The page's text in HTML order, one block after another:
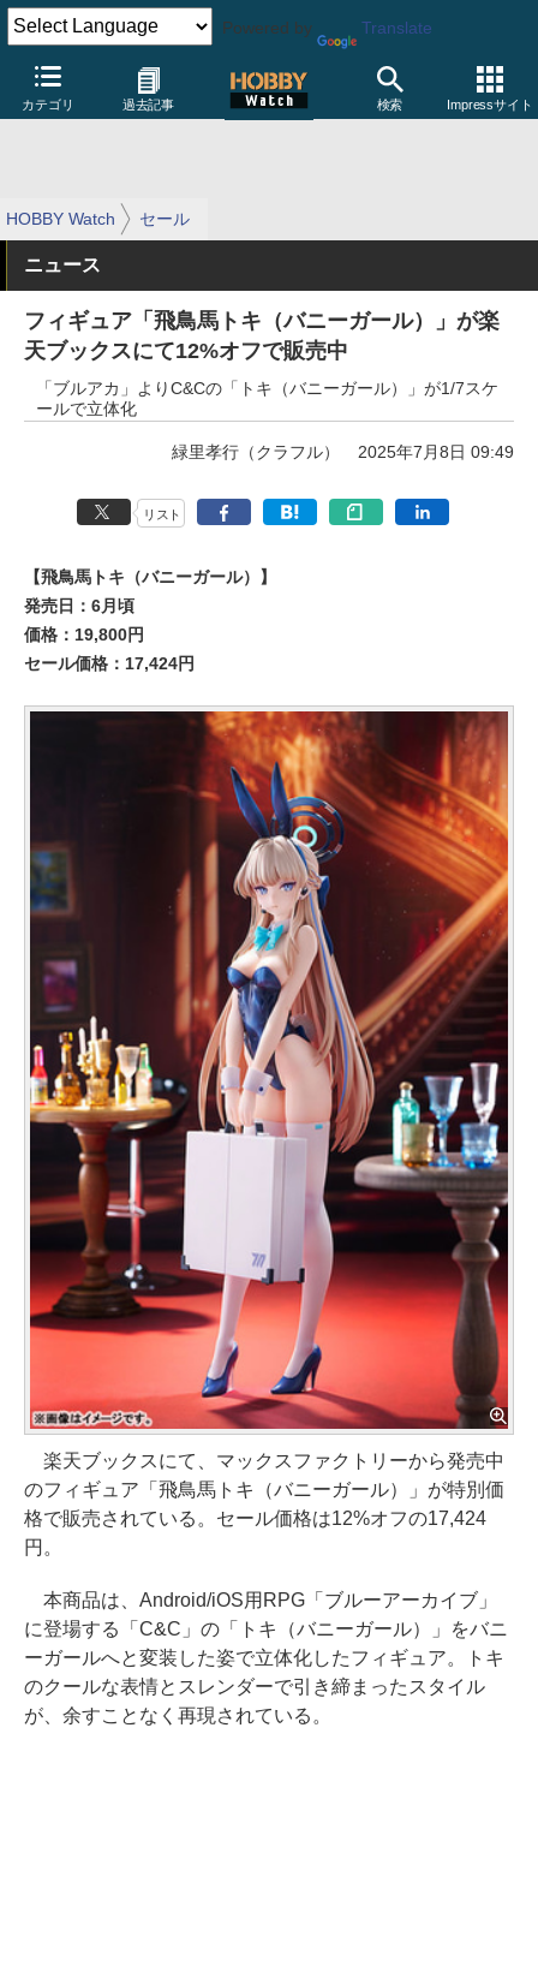
Powered by Translate
カテゴリ 過去記事 検索 Impressサイト
HOBBY Watch セール
ニュース
フィギュア「飛鳥馬トキ（バニーガール）」が楽
天ブックスにて12%オフで販売中
「ブルアカ」よりC&Cの「トキ（バニーガール）」が1/7スケ
ールで立体化
緑里孝行（クラフル） 2025年7月8日 09:49
リスト
【飛鳥馬トキ（バニーガール）】
発売日：6月頃
価格：19,800円
セール価格：17,424円
楽天ブックスにて、マックスファクトリーから発売中
のフィギュア「飛鳥馬トキ（バニーガール）」が特別価
格で販売されている。セール価格は12%オフの17,424
円。
本商品は、Android/iOS用RPG「ブルーアーカイブ」
に登場する「C&C」の「トキ（バニーガール）」をバニ
ーガールへと変装した姿で立体化したフィギュア。トキ
のクールな表情とスレンダーで引き締まったスタイル
が、余すことなく再現されている。